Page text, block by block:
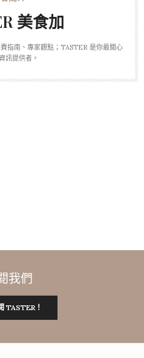
美食加
指南、專家觀點；TASTER 是你最關心
訊提供者。
我們
TASTER！